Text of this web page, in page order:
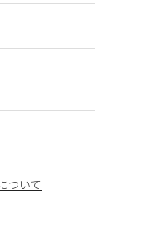
ついて